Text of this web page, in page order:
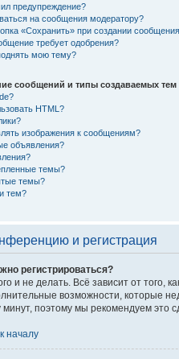
предупреждение?
на сообщения модератору?
«Сохранить» при создании
требует одобрения?
мою тему?
сообщений и типы создаваемых тем
HTML?
изображения к сообщениям?
объявления?
темы?
темы?
тем?
и регистрация
регистрироваться?
и не делать. Всё зависит от того,
возможности, которые
минут, поэтому мы рекомендуем это
началу